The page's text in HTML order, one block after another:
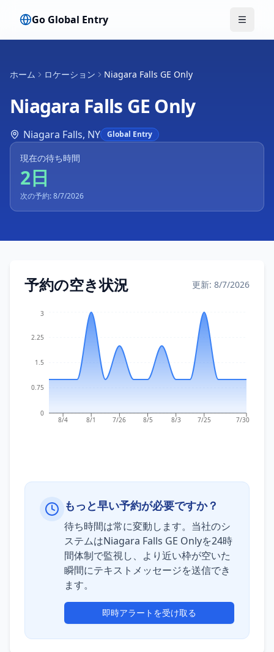
Go Global Entry メニュ
ホーム ロケーション Niagara Falls GE Only
Niagara Falls GE Only
Niagara Falls, NY Global Entry
現在の待ち時間
2日
次の予約: 8/7/2026
予約の空き状況 更新: 8/7/2026
8/4 8/1 7/26 8/5 8/3 7/25 7/30
0
0.75
1.5
2.25
3
もっと早い予約が必要ですか？
待ち時間は常に変動します。当社のシ
ステムはNiagara Falls GE Onlyを24時
間体制で監視し、より近い枠が空いた
瞬間にテキストメッセージを送信でき
ます。
即時アラートを受け取る